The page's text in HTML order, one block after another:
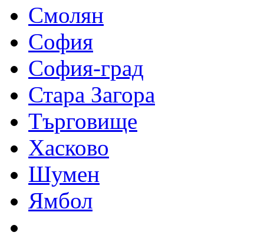
Смолян
София
София-град
Стара Загора
Търговище
Хасково
Шумен
Ямбол